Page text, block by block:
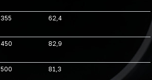
355 62,4
450 82,9
500 81,3